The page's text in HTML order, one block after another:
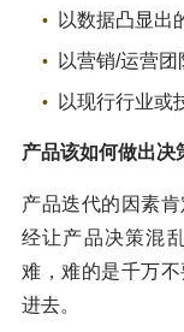
以数据凸显出
以营销/运营团
以现行行业或
产品该如何做出决
产品迭代的因素
经让产品决策混
难，难的是千万
进去。